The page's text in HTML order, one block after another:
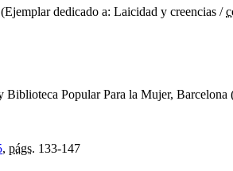
(Ejemplar dedicado a: Laicidad y creencias /
Biblioteca Popular Para la Mujer, Barcelona
, págs. 133-147